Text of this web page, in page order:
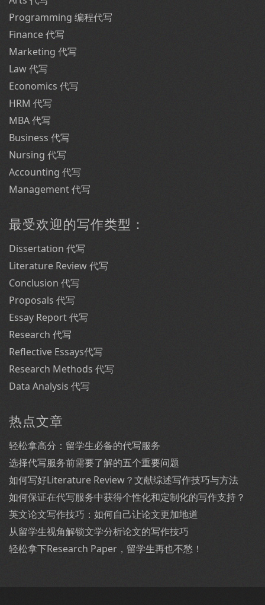
Programming 编程代写
Finance 代写
Marketing 代写
Law 代写
Economics 代写
HRM 代写
MBA 代写
Business 代写
Nursing 代写
Accounting 代写
Management 代写
最受欢迎的写作类型：
Dissertation 代写
Literature Review 代写
Conclusion 代写
Proposals 代写
Essay Report 代写
Research 代写
Reflective Essays代写
Research Methods 代写
Data Analysis 代写
热点文章
轻松拿高分：留学生必备的代写服务
选择代写服务前需要了解的五个重要问题
如何写好Literature Review？文献综述写作技巧与方法
如何保证在代写服务中获得个性化和定制化的写作支持？
英文论文写作技巧：如何自己让论文更加地道
从留学生视角解锁文学分析论文的写作技巧
轻松拿下Research Paper，留学生再也不愁！